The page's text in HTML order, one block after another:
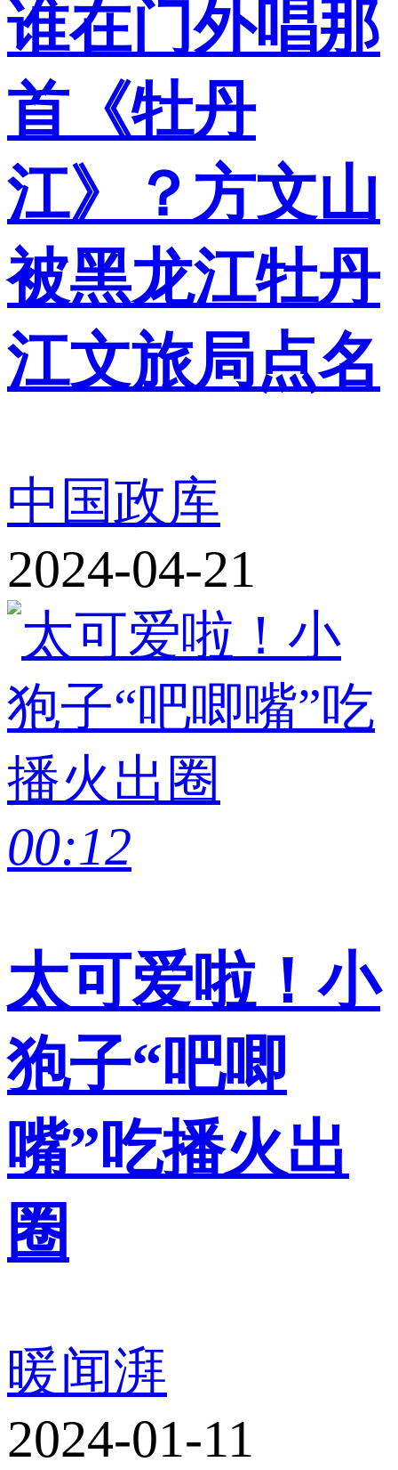
谁在门外唱那
首《牡丹
江》？方文山
被黑龙江牡丹
江文旅局点名
中国政库
2024-04-21
00:12
太可爱啦！小
狍子“吧唧
嘴”吃播火出
圈
暖闻湃
2024-01-11